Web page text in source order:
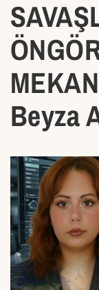
Beyza